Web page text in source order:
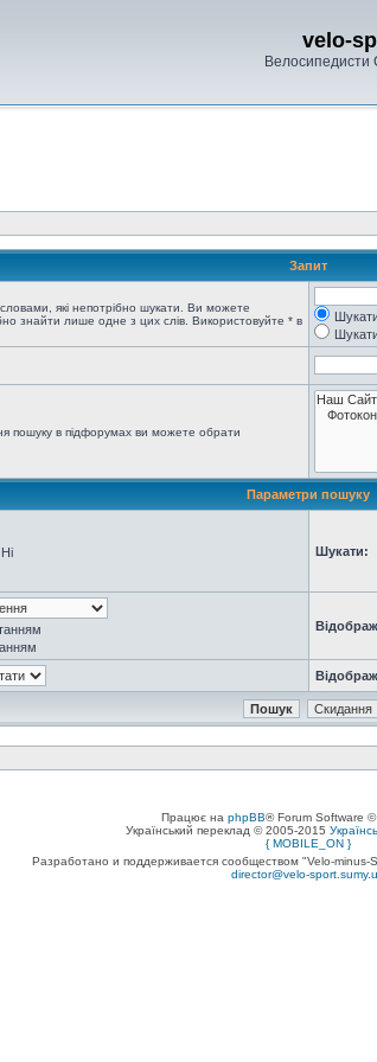
velo-
Велосипедисти
Запит
які непотрібно шукати. Ви можете
знайти лише одне з цих слів. Використовуйте * в
пошуку в підфорумах ви можете обрати
Параметри пошуку
Ні Шукати:
Працює на phpBB® Forum Software
Український переклад © 2005-2015
{ MOBILE_ON }
Разработано и поддерживается сообществом "Velo-
director@velo-